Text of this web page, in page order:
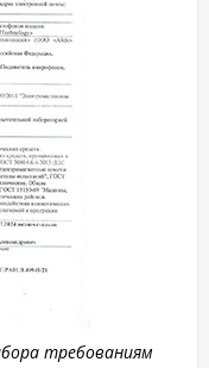
требованиям